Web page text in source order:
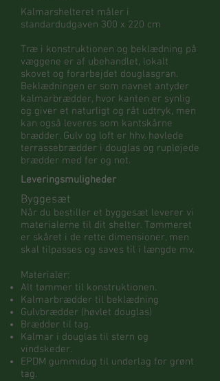
Kalmarshelteret måler i
standardudgaven 300 x 220 cm
Træ i konstruktionen og beklædning på
væggene er af ubehandlet, lokalt
skovet og forarbejdet douglasgran.
Beklædningen er som navnet antyder
kalmarbrædder, hvor kanten er synlig
og giver et naturligt og råt udtryk, men
kan også leveres som kantskårne
brædder. Gulv og loft er hhv. høvlede
terrassebrædder i douglas og rupløjede
brædder med fer og not.
Leveringsmuligheder
Byggesæt
Når du bestiller et byggesæt leverer vi
materialerne til dit shelter. Tømmeret
er skåret i de rette dimensioner, men
skal tilpasses og saves til i længde mv.
Materialer:
Alt tømmer til konstruktionen.
Kalmarbrædder til beklædning
Gulvbrædder (høvlet douglas)
Brædder til tag.
Kalmar i douglas til stern og
vindskeder.
EPDM gummidug til underlag for grønt
tag.